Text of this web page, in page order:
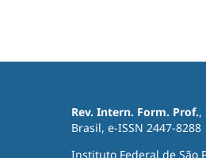
Rev. Intern. Form. Prof.,
Brasil, e-ISSN 2447-8288
Instituto Federal de São